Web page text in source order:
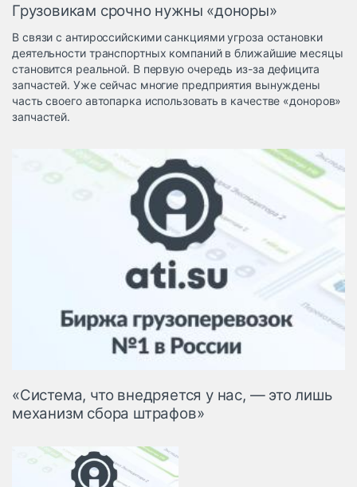
Таможня и ВЭД
грузовые
терминалы
Коммерческий
транспорт
Автосервис,
запчасти, шины
Топливо, масла и
автохимия
Грузовикам срочно нужны «доноры»
В связи с антироссийскими санкциями угроза остановки
деятельности транспортных компаний в ближайшие месяцы
становится реальной. В первую очередь из-за дефицита
запчастей. Уже сейчас многие предприятия вынуждены
часть своего автопарка использовать в качестве «доноров»
запчастей.
«Система, что внедряется у нас, — это лишь
механизм сбора штрафов»